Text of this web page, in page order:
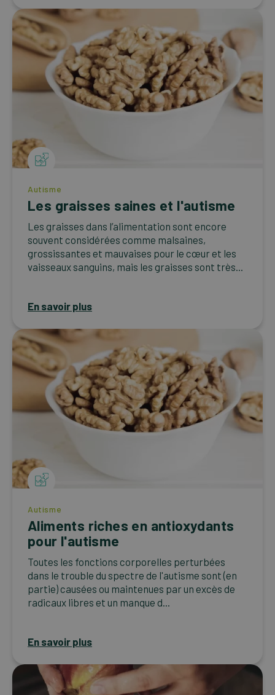
Autisme
Les graisses saines et l'autisme
Les graisses dans l’alimentation sont encore
souvent considérées comme malsaines,
grossissantes et mauvaises pour le cœur et les
vaisseaux sanguins, mais les graisses sont très...
En savoir plus
Autisme
Aliments riches en antioxydants
pour l'autisme
Toutes les fonctions corporelles perturbées
dans le trouble du spectre de l'autisme sont (en
partie) causées ou maintenues par un excès de
radicaux libres et un manque d...
En savoir plus